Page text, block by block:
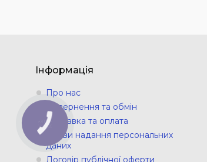
Інформація
Про нас
Повернення та обмін
Доставка та оплата
Умови надання персональних
даних
Договір публічної оферти
КНОПКА
ЗВ'ЯЗКУ